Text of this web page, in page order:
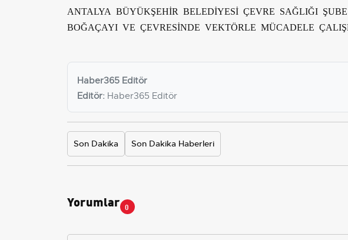
ANTALYA BÜYÜKŞEHİR BELEDİYESİ ÇEVRE SAĞLIĞI
BOĞAÇAYI VE ÇEVRESİNDE VEKTÖRLE MÜCADELE
Haber365 Editör
Editör: Haber365 Editör
Son Dakika Son Dakika Haberleri
Yorumlar 0